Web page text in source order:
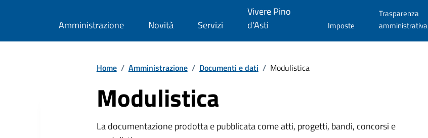
Amministrazione Novità Servizi
Vivere Pino
d'Asti
Imposte
Trasparenza
amministrativa
Home / Amministrazione / Documenti e dati / Modulistica
Modulistica
La documentazione prodotta e pubblicata come atti, progetti, bandi, concorsi e